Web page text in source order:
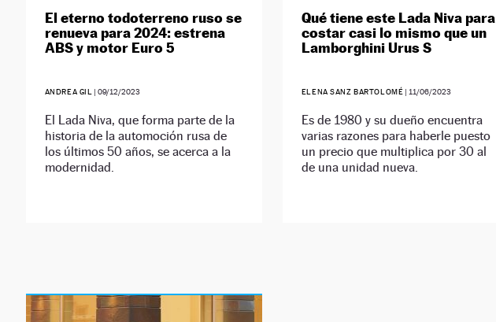
El eterno todoterreno ruso se
renueva para 2024: estrena
ABS y motor Euro 5
ANDREA GIL |09/12/2023
El Lada Niva, que forma parte de la
historia de la automoción rusa de
los últimos 50 años, se acerca a la
modernidad.
Qué tiene este Lada Niva para
costar casi lo mismo que un
Lamborghini Urus S
ELENA SANZ BARTOLOMÉ | 11/06/2023
Es de 1980 y su dueño encuentra
varias razones para haberle puesto
un precio que multiplica por 30 al
de una unidad nueva.